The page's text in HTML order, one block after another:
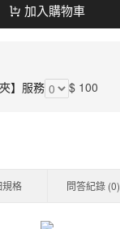
加入購物車
】服務
$ 100
格 問答紀錄 (0)